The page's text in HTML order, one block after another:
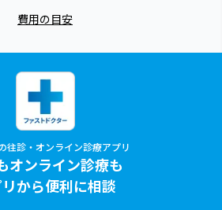
費用の目安
往診・オンライン診療アプリ
オンライン診療も
から便利に相談